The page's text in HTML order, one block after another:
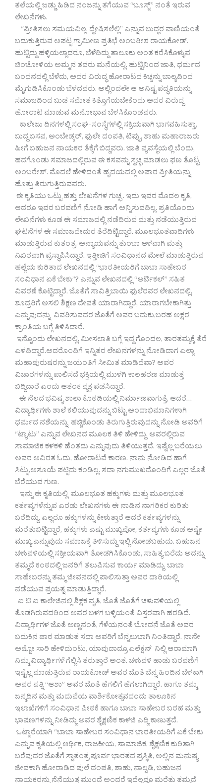
ತಲೆಯಲ್ಲಿ ಜಡ್ಡು ಹಿಡಿದ ನಂಜನ್ನು ತಗೆಯುವ “ಬೂಸ್ಟ್” ನಂತೆ ಇರುವ
ಲೇಖನೆಗಳು.
“ಪ್ರೀತಿಸಲು ಸಮಯವಿಲ್ಲ, ದ್ವೇಷಿಸಲೆಲ್ಲಿ” ಎನ್ನುವ ಬುದ್ಧರ ವಾಣಿಯಂತೆ
ಬದುಕುತ್ತಿರುವ ಅಪಟ್ಟ ಗ್ರಾಮೀಣ ಪ್ರತಿಭೆ ಅಂಬರೀಶ ರಾಯಕೋಡ್.
ಹುಟ್ಟಿದ್ದು ಹಳ್ಳಿಯಲ್ಲಾದರೂ, ಬೆಳೆದಿದ್ದು ತಾಲೂಕು ಅಂತ ಕರೆಸಿಕೊಳ್ಳುವ
ಚಿಂಚೋಳಿಯ ಅಮ್ಮನ ತವರು ಮನೆಯಲ್ಲಿ. ಹುಟ್ಟಿನಿಂದ ಜಾತಿ, ಧರ್ಮದ
ಬಂಧನದಲ್ಲಿ ಬೆಳೆದು, ಅದರ ವಿರುದ್ಧ ಹೋರಾಟದ ಕಿಚ್ಚನ್ನು ಬಾಲ್ಯದಿಂದ
ಮೈಗುಡಿಸಿಕೊಂಡು ಬೆಳದವರು. ಅಲ್ಲಿಂದಲೇ ಆ ಅನಿಷ್ಟ ಪದ್ಧತಿಯನ್ನು
ಸಮಾಜದಿಂದ ಬುಡ ಸಮೇತ ಕಿತ್ತೊಗೆಯಬೇಕೆಂದು ಅದರ ವಿರುದ್ದ
ಹೋರಾಟ ಮಾಡುವ ಮನೋಭಾವ ಬೆಳಸಿಕೊಂಡವರು.
ಕಾಲೇಜು ದಿನಗಳಲ್ಲಿ ಸಂಘ-ಸಂಸ್ಥೆಗಳಲ್ಲಿ ಸಕ್ರಿಯವಾಗಿ ಭಾಗವಹಿಸುತ್ತಾ,
ಬುದ್ಧ,ಬಸವ, ಅಂಬೇಡ್ಕರ್, ಫುಲೇ ದಂಪತಿ, ಟಿಪ್ಪು, ಶಾಹು ಮಹಾರಾಜರು
ಹೀಗೆ ಬಹುಜನ ನಾಯಕರ ತೆಕ್ಕೆಗೆ ಬಿದ್ದವರು. ಜಾತಿ ವ್ಯವಸ್ಥೆಯಲ್ಲಿ ಬೆಂದು,
ಹದಗೊಂಡು ಸಮಾಜದಲ್ಲಿರುವ ಈ ಕಸವನ್ನು ಸ್ವಚ್ಛ ಮಾಡಲು ಫಣ ತೊಟ್ಟ
ಅಂಬರೇಶ್. ಮೊದಲೆ ಹೇಳಿದಂತೆ ಹೃದಯದಲ್ಲಿ ಅಪಾರ ಪ್ರೀತಿಯನ್ನು
ಹೊತ್ತು ತಿರುಗುತ್ತಿರುವವರು.
ಈ ಕೃತಿಯು ಒಟ್ಟು ಹತ್ತು ಲೇಖನೆಗಳ ಗುಚ್ಛ . ಇದು ಇವರ ಮೊದಲ ಕೃತಿ,
ಆದರೂ ಇವರ ಬರವಣಿಗೆ ನೋಡಿ ಹಾಗೆ ಅನ್ನಿಸುವದಿಲ್ಲ. ಪ್ರತಿಯೊಂದು
ಲೇಖನೆಗಳು ಕೂಡ ಈ ಸಮಾಜದಲ್ಲಿ ನಡೆದಿರುವ ಮತ್ತು ನಡೆಯುತ್ತಿರುವ
ಘಟನೆಗಳ ಈ ಸಮಾಜದೇದುರ ತೆರೆದಿಟ್ಟಿದ್ದಾರೆ. ಮೂಲಭೂತವಾದಿಗಳು
ಮಾಡುತ್ತಿರುವ ಕುತಂತ್ರ-ಅನ್ಯಾಯವನ್ನು ತುಂಬಾ ಆಳವಾಗಿ ಮತ್ತು
ನಿಖರವಾಗಿ ಪ್ರಸ್ಥಾಪಿಸಿದ್ದಾರೆ. ಇತ್ತೀಚಿಗೆ ಸಂವಿಧಾನದ ಮೇಲೆ ಮಾಡುತ್ತಿರುವ
ಹಲ್ಲೆಯ ಕುರಿತಾದ ಲೇಖನದಲ್ಲಿ “ಭಾರತೀಯರಿಗೆ ಬಾಬಾ ಸಾಹೇಬರ
ಸಂವಿಧಾನ ಏಕೆ ಬೇಕು”? ಎನ್ನುವ ಲೇಖನದಲ್ಲಿ “ಆರ್ಟಿಕಲ್” ಸಹಿತ
ವಿವರಣೆ ಕೊಟ್ಟಿದ್ದಾರೆ. ಜೊತೆಗೆ ಸಾವಿತ್ರಿಬಾಯಿ ಫುಲೆರವರ ಲೇಖನದಲ್ಲಿ,
ಶೂದ್ರರಿಗೆ ಅಸಲಿ ಶಿಕ್ಷಣ ದೇವತೆ ಯಾರಾಗಿದ್ದಾರೆ, ಯಾರಾಗಬೇಕಾಗಿತ್ತು
ಎನ್ನುವುದನ್ನು ವಿವರಿಸುವದರ ಜೊತೆಗೆ ಅವರ ಬದುಕು,ಬರಹ ಅಕ್ಷರ
ಕ್ರಾಂತಿಯ ಬಗ್ಗೆ ತಿಳಿಸಿದಾರೆ.
ಇನ್ನೊಂದು ಲೇಖನದಲ್ಲಿ, ಮೀಸಲಾತಿ ಬಗ್ಗೆ ಇದ್ದ ಗೊಂದಲ, ತಾರತಮ್ಯಕ್ಕೆ ತೆರೆ
ಎಳದಿದ್ದಾರೆ.ಅದರೊಂದಿಗೆ ಇನ್ನಿತರ ಲೇಖನಗಳನ್ನು ನೋಡಿದಾಗ ಎಲ್ಲಾ
ಮಹಾಪುರುಷರನ್ನು ಜಯಂತಿಗೆ ಸೀಮಿತ ಮಾಡಿದೆವಾ? ಅವರ
ವಿಚಾರಗಳನ್ನು ಪಾಲಿಸದೆ ಭಕ್ತಿಯಲ್ಲಿ ಮುಳಗಿ ಕಾಲಹರಣ ಮಾಡುತ್ತ
ಬಿದ್ದಿದಾರೆ ಎಂದು ಆತಂಕ ವ್ಯಕ್ತ ಪಡಸಿದ್ದಾರೆ.
ಈ ನೆಲದ ಭವಿಷ್ಯ ಶಾಲಾ ಕೊಠಡಿಯಲ್ಲಿ ನಿರ್ಮಾಣವಾಗುತ್ತೆ, ಆದರೆ…
ವಿದ್ಯಾರ್ಥಿಗಳು ಶಾಲೆ ಕಲಿಯುವುದನ್ನು ಬಿಟ್ಟು ಅಂದಾಭಿಮಾನಿಗಳಾಗಿ
ಧರ್ಮದ ನಶೆಯನ್ನು ಹಚ್ಚಿಕೊಂಡು ತಿರುಗುತ್ತಿರುವುದನ್ನು ನೋಡಿ ಅವರಿಗೆ
“ಟ್ಯಾಟು” ಎನ್ನುವ ಲೇಖನದ ಮೂಲಕ ತಿಳಿ ಹೇಳಿದ್ದು, ಅವರಲ್ಲಿರುವ
ಸಾಮಾಜಿಕ ಕಳಕಳಿ ಹೆಂತದು ಎನ್ನುವುದು ತಿಳಿಯುತ್ತದೆ. ಇಷ್ಟೆಲ್ಲ ಬರೆಯಲು
ಅವರ ಅವಿರತ ಓದು, ಹೋರಾಟವೆ ಕಾರಣ. ನಾನು ನೋಡಿದ ಹಾಗೆ
ಸಿಟ್ಟು,ಅಸೂಯೆ ಪಟ್ಟಿದು ಕಂಡಿಲ್ಲ. ಸದಾ ನಗುಮುಖದೊಂದಿಗೆ ಎಲ್ಲರ ಜೊತೆ
ಬೆರೆಯುವ ಗುಣ.
ಇನ್ನು ಈ ಕೃತಿಯಲ್ಲಿ ಮೂಲಭೂತ ಹಕ್ಕುಗಳು ಮತ್ತು ಮೂಲಭೂತ
ಕರ್ತವ್ಯಗಳೆನ್ನುವ ಎರಡು ಲೇಖನಗಳು ಈ ನಾಡಿನ ನಾಗರಿಕರ ಕುರಿತು
ಬರೆದಿದ್ದು. ಎಲ್ಲರೂ ಹಕ್ಕುಗಳನ್ನು ಕೇಳುತ್ತಾರೆ ಆದರೆ ಕರ್ತವ್ಯಗಳನ್ನು
ಮರೆತುಬಿಟ್ಟಿದ್ದಾರೆ, ಹಕ್ಕುಗಳು ಎಷ್ಟು ಮುಖ್ಯವೋ, ಕರ್ತವ್ಯಗಳು ಕೂಡ ಅಷ್ಟೇ
ಮುಖ್ಯ ಎನ್ನುವುದು ಸಮಾಜಕ್ಕೆ ತಿಳಿಸುದ್ದು ಇಲ್ಲಿ ನೋಡಬಹುದು. ಬಹುಜನ
ಚಳುವಳಿಯಲ್ಲಿ ಸಕ್ರೀಯವಾಗಿ ತೋಡಗಿಸಿಕೊಂಡು, ಸಾಹಿತ್ಯ ಬರೆದು ಅದನ್ನು
ತಮ್ಮದೆ ಕಂಠದಲ್ಲಿ ಜನರಿಗೆ ತಲುಪಿಸುವ ಕಾರ್ಯ ಮಾಡಿದ್ದು. ಬಾಬಾ
ಸಾಹೇಬರನ್ನು ತಮ್ಮ ಜೀವನದಲ್ಲಿ ಪಾಲಿಸುತ್ತಾ ಅವರ ದಾರಿಯಲ್ಲಿ
ನಡೆಯುವ ಪ್ರಯತ್ನ ಮಾಡುತ್ತಿದ್ದಾರೆ.
ಐ ಟಿ ಐ ಕಾಲೇಜಿನಲ್ಲಿ ಶಿಕ್ಷಕ ವೃತಿ, ಜೊತೆ ಜೊತೆಗೆ ಚಳುವಳಿಯಲ್ಲಿ
ತೊಡಗಿರುವದರಿಂದ ಅವರ ಬಳಗ ಬಳ್ಳಿಯಂತೆ ವಿಸ್ತರವಾಗಿ ಹರಡಿದೆ.
ವಿದ್ಯಾರ್ಥಿಗಳ ಜೊತೆ ಅಣ್ಣನಂತೆ, ಗೆಳೆಯನಂತೆ ಭೋದನೆ ಜೊತೆ ಅವರ
ಬದುಕಿನ ಪಾಠ ಮಾಡುತ ಸದಾ ಅವರಿಗೆ ಬೆನ್ನಲುಬಾಗಿ ನಿಂತಿದ್ದಾರೆ. ನಾನೇ
ಅಷ್ಟೋ ಸಾರಿ ಹೇಳಿದುಂಟು, ಯಾವುದಾದ್ರೂ ಎಲೆಕ್ಷನ್ ನಿಲ್ಲಿ ಆರಾಮಾಗಿ
ನಿಮ್ಮ ವಿದ್ಯಾರ್ಥಿಗಳೆ ಗೆಲ್ಲಿಸಿ ತರುತ್ತಾರೆ ಅಂತ. ಚಳುವಳಿ ಹಾಡು ಬರವಣಿಗೆ
ಇಷ್ಟೆಲ್ಲ ಮಾಡುತ್ತಿರುವ ರಾಯಕೋಡ್ ಅವರ ಜೊತೆ ಬೆನ್ನ ಹಿಂದಿನ ಬೆಳಕಾಗಿ
ಅವರ ಪತ್ನಿ “ಆಶಾ” ಅವರ ಜೊತೆ ಹೆಗಲಿಗೆ ಹೆಗಲಾಗಿದ್ದಾರೆ. ಹಾಗೂ ತಮ್ಮ
ಜನ್ಮದಿನ ಮತ್ತು ಮದುವೆಯ ವಾರ್ಶಿಕೋತ್ಸವದಂದು ತಾಲೂಕಿನ
ಇಲಾಖೆಗಳಿಗೆ ಸಂವಿಧಾನ ಪೀಠಕೆ ಹಾಗೂ ಬಾಬಾ ಸಾಹೇಬರ ಬರಹ ಮತ್ತು
ಭಾಷಣಗಳನ್ನು ನೀಡಿದ್ದು ಅವರ ಶೈಕ್ಷಣಿಕ ಕಾಳಜಿ ಎದ್ದಿ ಕಾಣುತ್ತದೆ.
ಒಟ್ಟಾರೆಯಾಗಿ “ಬಾಬಾ ಸಾಹೇಬರ ಸಂವಿಧಾನ ಭಾರತೀಯರಿಗೆ ಏಕೆ ಬೇಕು
ಎನ್ನುವ ಕೃತಿಯಲ್ಲಿ ಆರ್ಥಿಕ, ರಾಜಕೀಯ, ಸಾಮಾಜಿಕ, ಶೈಕ್ಷಣಿಕ ಕುರಿತಾಗಿ
ಬರೆವುದರ ಜೊತೆಗೆ ಸ್ವಾತಂತ್ರ ಪೂರ್ವ ಭಾರತದ ಪ್ರಸ್ಥಿತಿ, ಅಲ್ಲಿನ ಮನುಷ್ಯ
ಜೀವಕಾಗಿ ಹೋರಾಡಿದ ಪುಲೆ ದಂಪತಿ, ಶಾಹು, ನಾಲ್ವಡಿ, ಬಹುಜನ